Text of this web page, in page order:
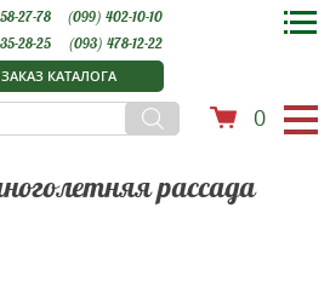
ЗАКАЗ КАТАЛОГА
0
27-78
(099) 402-10-10
28-25
(093) 478-12-22
рассада